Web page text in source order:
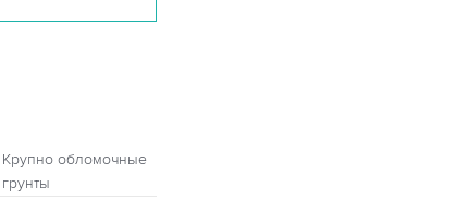
Крупно обломочные
грунты